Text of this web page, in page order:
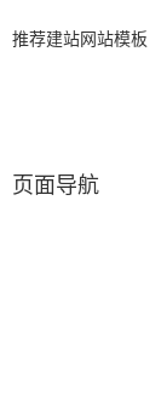
推荐建站网站模板
页面导航